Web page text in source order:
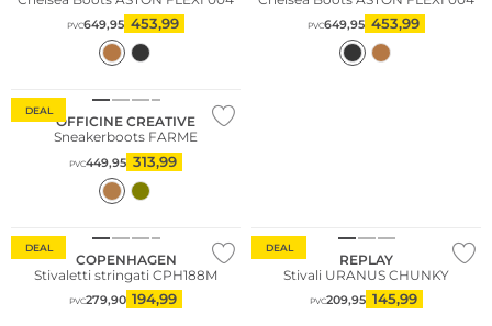
PVC649,95 453,99 PVC649,95 453,99
DEAL
OFFICINE CREATIVE
Sneakerboots FARME
PVC449,95 313,99
DEAL
COPENHAGEN
Stivaletti stringati CPH188M
PVC279,90 194,99
DEAL
REPLAY
Stivali URANUS CHUNKY
PVC209,95 145,99
Più venduto